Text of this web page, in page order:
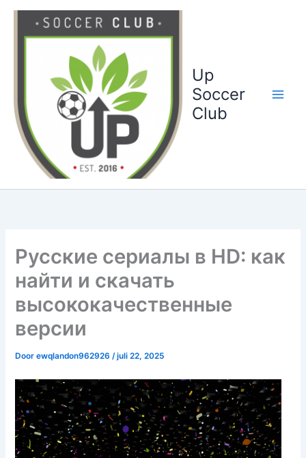
Up
Soccer
Club
Русские сериалы в HD: как
найти и скачать
высококачественные
версии
Doorewqlandon962926/juli 22, 2025